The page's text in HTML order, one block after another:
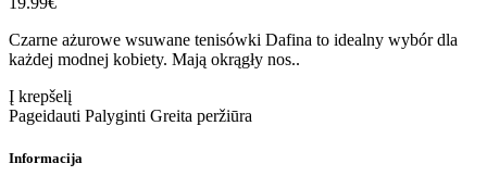
Czarne ażurowe wsuwane tenisówki Dafina to idealny wybór dla
każdej modnej kobiety. Mają okrągły nos..
Į krepšelį
Pageidauti Palyginti Greita peržiūra
Informacija